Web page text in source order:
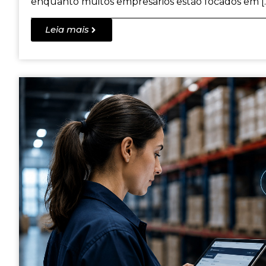
Leia mais